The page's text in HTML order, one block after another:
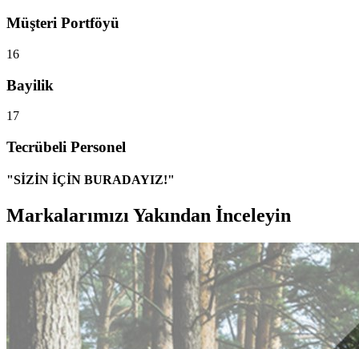
Müşteri Portföyü
16
Bayilik
17
Tecrübeli Personel
"SİZİN İÇİN BURADAYIZ!"
Markalarımızı Yakından İnceleyin